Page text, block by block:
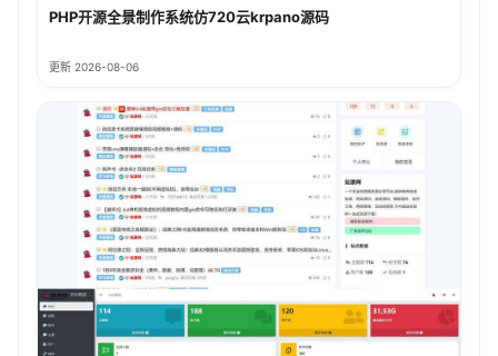
PHP开源全景制作系统仿720云krpano源码
更新 2026-08-06